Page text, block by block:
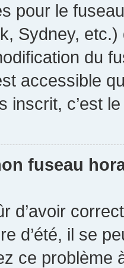
pour le
Sydney,
du
accessible
inscrit, c’est
fuseau
d’avoir
d’été, il se
ce problème